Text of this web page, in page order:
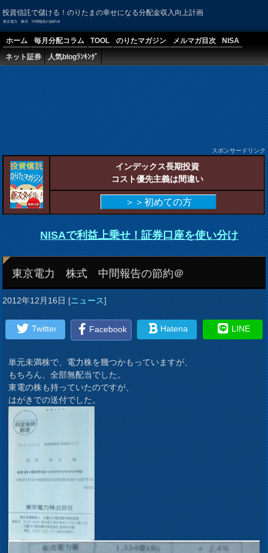
投資信託で儲ける！のりたまの幸せになる分配金収入向上計画
東京電力 株式 中間報告の節約＠
ホーム 毎月分配コラム TOOL のりたマガジン メルマガ目次
NISA
ネット証券
人気blogﾗﾝｷﾝｸﾞ
スポンサードリンク
インデックス長期投資
コスト優先主義は間違い
＞＞初めての方
NISAで利益上乗せ！証券口座を使い分け
東京電力 株式 中間報告の節約＠
2012年12月16日[ニュース]
Twitter Facebook Hatena LINE
単元未満株で、電力株を幾つかもっていますが、
もちろん、全部無配当でした。
東電の株も持っていたのですが、
はがきでの送付でした。